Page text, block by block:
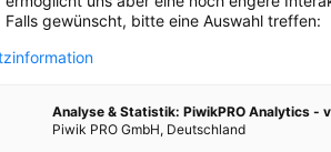
eingegangen, um den Kunden
und Warentransport, macht rund 20
Umstieg auf Elektrofahrzeuge will man
durch Alternativen ersetzen
Falls gewünscht, bitte eine Auswahl treffen:
Analyse & Statistik: PiwikPRO Analytics -
Piwik PRO GmbH, Deutschland